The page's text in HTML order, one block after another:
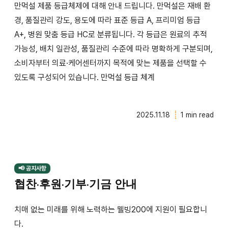
만먹설 제품 등급체제에 대해 안내 드립니다. 만먹설은 재배 환
경, 품질관리 강도, 용도에 따라 표준 등급 A, 프리미엄 등급
A+, 병원 맞춤 등급 HC로 분류됩니다. 각 등급은 원료의 추적
가능성, 배치 일관성, 품질관리 수준에 따라 명확하게 구분되며,
소비자부터 의료·케어센터까지 목적에 맞는 제품을 선택할 수
있도록 구성되어 있습니다. 만먹설 등급 체계
2025.11.18 1 min read
📢 공지사항
협찬·후원·기부·기금 안내
치매 없는 미래를 위해 노력하는 웰빙200에 지원이 필요합니
다.